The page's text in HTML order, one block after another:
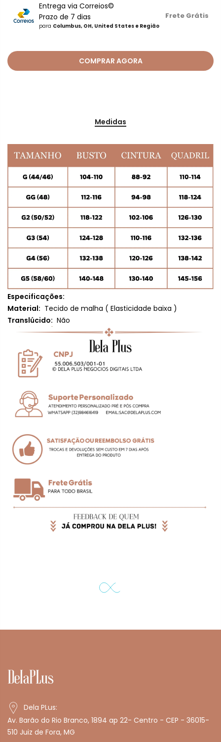
Entrega via Correios©
Prazo de 7 dias
para Columbus, OH, United States e Região
Frete Grátis
COMPRAR AGORA
Medidas
Especificações:
Material: Tecido de malha ( Elasticidade baixa )
Translúcido: Não
Dela PLus:
Av. Barão do Rio Branco, 1894 ap 22- Centro - CEP - 36015-
510 Juiz de Fora, MG